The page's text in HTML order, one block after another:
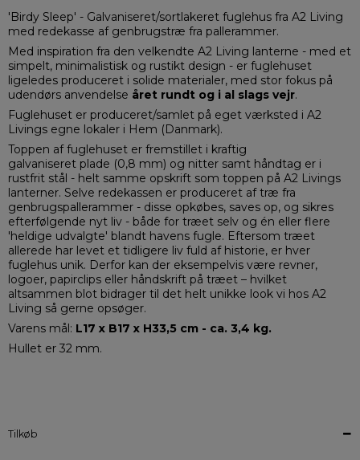
'Birdy Sleep' - Galvaniseret/sortlakeret fuglehus fra A2 Living
med redekasse af genbrugstræ fra pallerammer.
Med inspiration fra den velkendte A2 Living lanterne - med et
simpelt, minimalistisk og rustikt design - er fuglehuset
ligeledes produceret i solide materialer, med stor fokus på
udendørs anvendelse året rundt og i al slags vejr.
Fuglehuset er produceret/samlet på eget værksted i A2
Livings egne lokaler i Hem (Danmark).
Toppen af fuglehuset er fremstillet i kraftig
galvaniseret plade (0,8 mm) og nitter samt håndtag er i
rustfrit stål - helt samme opskrift som toppen på A2 Livings
lanterner. Selve redekassen er produceret af træ fra
genbrugspallerammer - disse opkøbes, saves op, og sikres
efterfølgende nyt liv - både for træet selv og én eller flere
'heldige udvalgte' blandt havens fugle. Eftersom træet
allerede har levet et tidligere liv fuld af historie, er hver
fuglehus unik. Derfor kan der eksempelvis være revner,
logoer, papirclips eller håndskrift på træet – hvilket
altsammen blot bidrager til det helt unikke look vi hos A2
Living så gerne opsøger.
Varens mål: L17 x B17 x H33,5 cm - ca. 3,4 kg.
Hullet er 32 mm.
Tilkøb